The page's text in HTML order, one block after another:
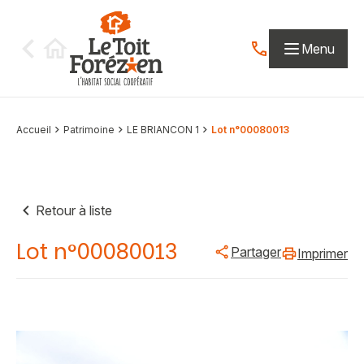
Contactez-nous
Menu
Accueil Patrimoine LE BRIANCON 1 Lot n°00080013
Retour à liste
Lot n°00080013 Partager Imprimer